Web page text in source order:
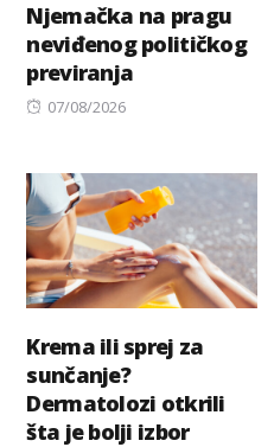
Njemačka na pragu
neviđenog političkog
previranja
Posted
07/08/2026
Krema ili sprej za
sunčanje?
Dermatolozi otkrili
šta je bolji izbor